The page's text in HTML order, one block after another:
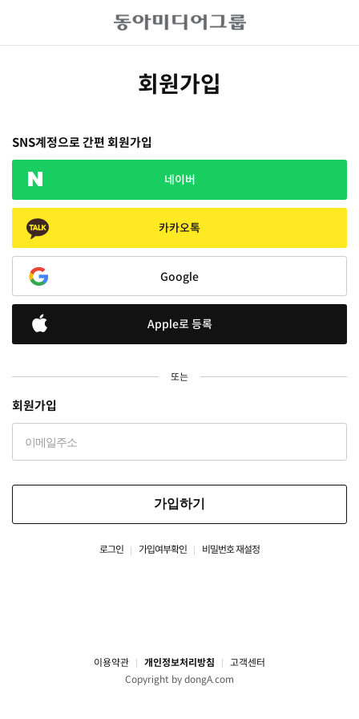
회원가입
SNS계정으로 간편 회원가입
네이버
카카오톡
Google
Apple로 등록
또는
회원가입
가입하기
로그인 가입여부확인 비밀번호 재설정
이용약관 개인정보처리방침
고객센터
Copyright by dongA.com